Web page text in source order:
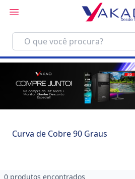
Curva de Cobre 90 Graus
0 produtos encontrados